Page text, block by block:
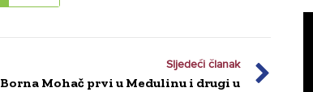
Sljedeći članak
Borna Mohač prvi u Medulinu i drugi u